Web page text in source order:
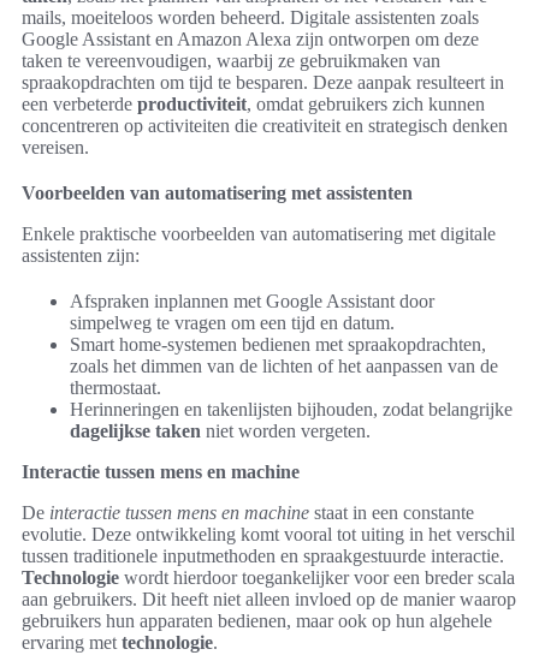
mails, moeiteloos worden beheerd. Digitale assistenten zoals
Google Assistant en Amazon Alexa zijn ontworpen om deze
taken te vereenvoudigen, waarbij ze gebruikmaken van
spraakopdrachten om tijd te besparen. Deze aanpak resulteert in
een verbeterde productiviteit, omdat gebruikers zich kunnen
concentreren op activiteiten die creativiteit en strategisch denken
vereisen.
Voorbeelden van automatisering met assistenten
Enkele praktische voorbeelden van automatisering met digitale
assistenten zijn:
Afspraken inplannen met Google Assistant door
simpelweg te vragen om een tijd en datum.
Smart home-systemen bedienen met spraakopdrachten,
zoals het dimmen van de lichten of het aanpassen van de
thermostaat.
Herinneringen en takenlijsten bijhouden, zodat belangrijke
dagelijkse taken niet worden vergeten.
Interactie tussen mens en machine
De interactie tussen mens en machine staat in een constante
evolutie. Deze ontwikkeling komt vooral tot uiting in het verschil
tussen traditionele inputmethoden en spraakgestuurde interactie.
Technologie wordt hierdoor toegankelijker voor een breder scala
aan gebruikers. Dit heeft niet alleen invloed op de manier waarop
gebruikers hun apparaten bedienen, maar ook op hun algehele
ervaring met technologie.